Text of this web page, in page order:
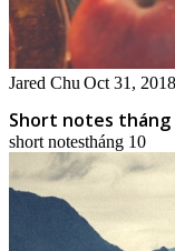
Jared Chu Oct 31, 2018
Short notes tháng
short notestháng 10